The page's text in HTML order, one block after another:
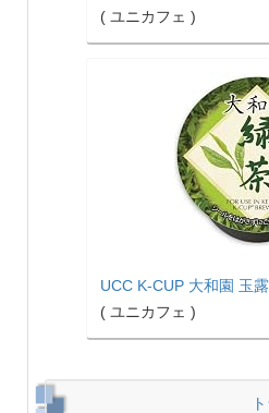
( ユニカフェ )
UCC K-CUP 大和園 玉
( ユニカフェ )